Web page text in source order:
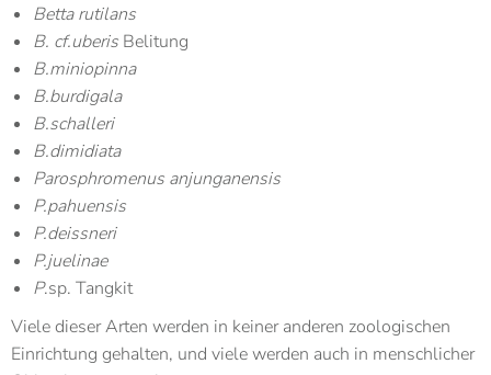
Betta rutilans
B. cf.uberis Belitung
B.miniopinna
B.burdigala
B.schalleri
B.dimidiata
Parosphromenus anjunganensis
P.pahuensis
P.deissneri
P.juelinae
P.sp. Tangkit
Viele dieser Arten werden in keiner anderen zoologischen
Einrichtung gehalten, und viele werden auch in menschlicher